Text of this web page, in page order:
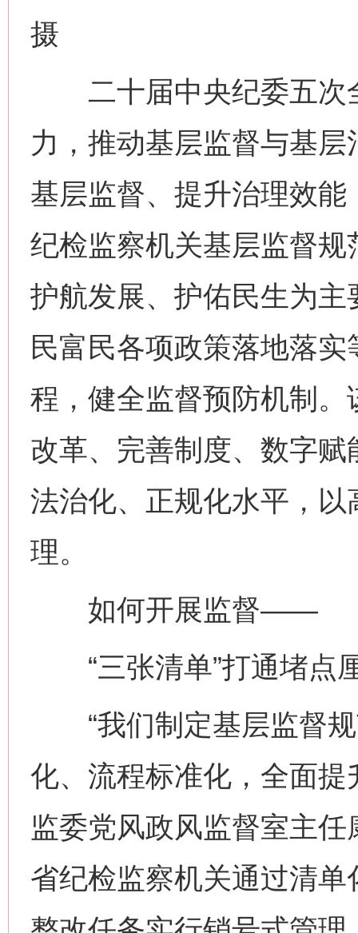
摄
二十届中央纪委五次
力，推动基层监督与基
基层监督、提升治理效
纪检监察机关基层监督
护航发展、护佑民生为
民富民各项政策落地落
程，健全监督预防机制
改革、完善制度、数字
法治化、正规化水平，
理。
如何开展监督——
“三张清单”打通堵点
“我们制定基层监督规
化、流程标准化，全面提
监委党风政风监督室主
省纪检监察机关通过清